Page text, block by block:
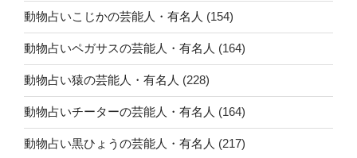
動物占いこじかの芸能人・有名人 (154)
動物占いペガサスの芸能人・有名人 (164)
動物占い猿の芸能人・有名人 (228)
動物占いチーターの芸能人・有名人 (164)
動物占い黒ひょうの芸能人・有名人 (217)